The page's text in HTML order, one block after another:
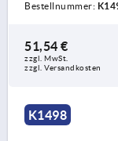
Bestellnummer:
51,54 €
zzgl. MwSt.
zzgl. Versandkosten
K1498